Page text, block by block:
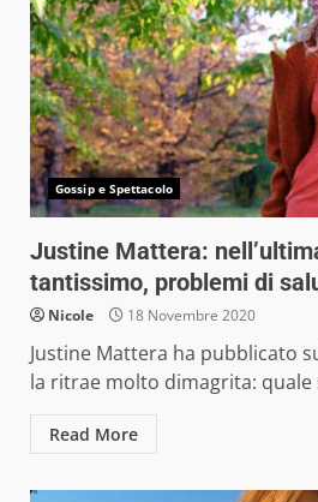
Gossip e Spettacolo
Justine Mattera:
tantissimo, problemi di
Nicole 18 Novembre 2020
Justine Mattera ha pubblicato
la ritrae molto dimagrita: quale
Read More